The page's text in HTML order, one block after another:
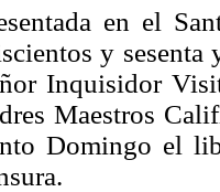
en el
y
Inquisidor
Maestros
Domingo el